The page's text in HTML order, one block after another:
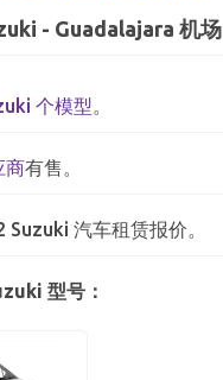
- Guadalajara 机场
个模型。
商有售。
Suzuki 汽车租赁报价。
型号：